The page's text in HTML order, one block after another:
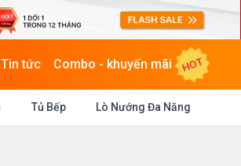
Tin tức Combo - khuyến mãi HOT
Tủ Bếp Lò Nướng Đa Năng